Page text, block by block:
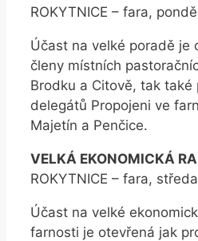
ROKYTNICE – fara,
Účast na velké poradě je
členy místních
Brodku a Citově, tak také
delegátů Propojeni ve
Majetín a Penčice.
VELKÁ EKONOMICKÁ
ROKYTNICE – fara,
Účast na velké
farnosti je otevřená jak